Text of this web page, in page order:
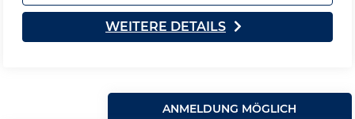
WEITERE DETAILS
ANMELDUNG MÖGLICH